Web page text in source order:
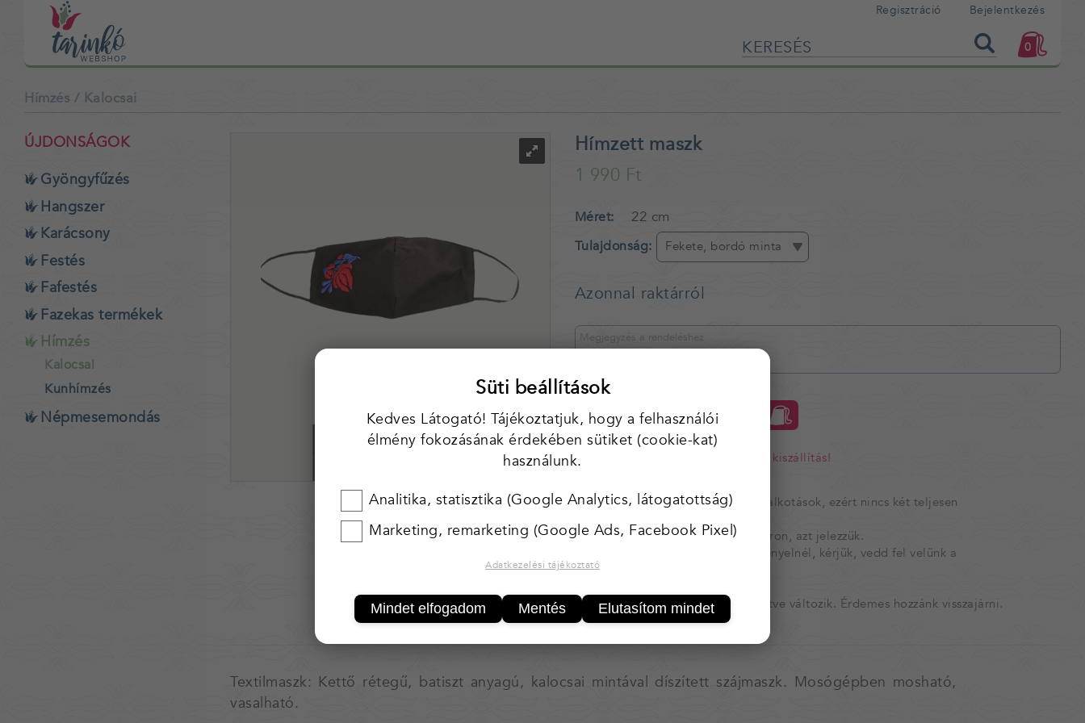
Regisztráció Bejelentkezés
0
Hímzés / Kalocsai
Hímzett maszk
1 990 Ft
Méret 22 cm
Tulajdonság Fekete, bordó minta
Azonnal raktárról
KOSÁRBA
25 000 Ft felett* ingyenes kiszállítás!
Tárgyaink egyedi, kézzel készített alkotások, ezért nincs két teljesen
egyforma.
Amennyiben több darab van raktáron, azt jelezzük.
Ha valamelyik tárgyból többet igényelnél, kérjük, vedd fel velünk a
kapcsolatot.
Kínálatunk folymatosan bővül, illetve változik. Érdemes hozzánk visszajárni.
Textilmaszk: Kettő rétegű, batiszt anyagú, kalocsai mintával díszített szájmaszk. Mosógépben mosható,
vasalható.
ÚJDONSÁGOK
Gyöngyfűzés
Hangszer
Karácsony
Festés
Fafestés
Fazekas termékek
Hímzés
Kalocsai
Kunhímzés
Népmesemondás
Süti beállítások
Kedves Látogató! Tájékoztatjuk, hogy a felhasználói
élmény fokozásának érdekében sütiket (cookie-kat)
használunk.
Analitika, statisztika (Google Analytics, látogatottság)
Marketing, remarketing (Google Ads, Facebook Pixel)
Adatkezelési tájékoztató
Mindet elfogadom Mentés Elutasítom mindet